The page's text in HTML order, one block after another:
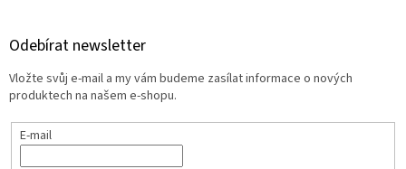
Odebírat newsletter
Vložte svůj e-mail a my vám budeme zasílat informace o nových
produktech na našem e-shopu.
E-mail